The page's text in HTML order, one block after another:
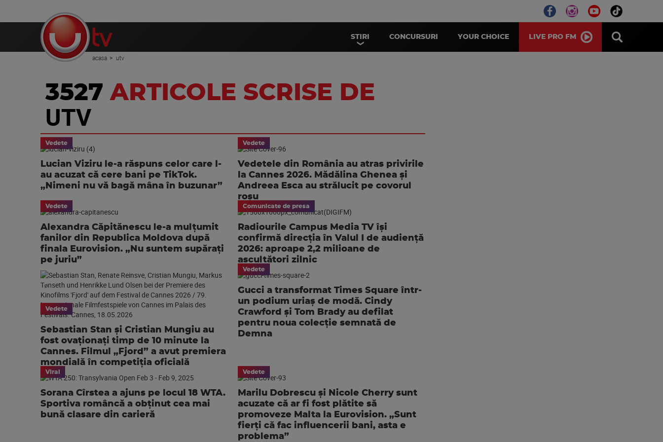
STIRI CONCURSURI YOUR CHOICE LIVE PRO FM
acasa utv
3527 ARTICOLE SCRISE DE
UTV
Vedete
Lucian Viziru le-a răspuns celor care l-
au acuzat că cere bani pe TikTok.
„Nimeni nu vă bagă mâna în buzunar”
Vedete
Vedetele din România au atras privirile
la Cannes 2026. Mădălina Ghenea și
Andreea Esca au strălucit pe covorul
roșu
Vedete
Alexandra Căpitănescu le-a mulțumit
fanilor din Republica Moldova după
finala Eurovision. „Nu suntem supărați
pe juriu”
Comunicate de presa
Radiourile Campus Media TV își
confirmă direcția în Valul I de audiență
2026: aproape 2,2 milioane de
ascultători zilnic
Vedete
Sebastian Stan și Cristian Mungiu au
fost ovaționați timp de 10 minute la
Cannes. Filmul „Fjord” a avut premiera
mondială în competiția oficială
Vedete
Gucci a transformat Times Square într-
un podium uriaș de modă. Cindy
Crawford și Tom Brady au defilat
pentru noua colecție semnată de
Demna
Viral
Sorana Cîrstea a ajuns pe locul 18 WTA.
Sportiva româncă a obținut cea mai
bună clasare din carieră
Vedete
Marilu Dobrescu și Nicole Cherry sunt
acuzate că ar fi fost plătite să
promoveze Malta la Eurovision. „Sunt
fierți că fac influencerii bani, asta e
problema”